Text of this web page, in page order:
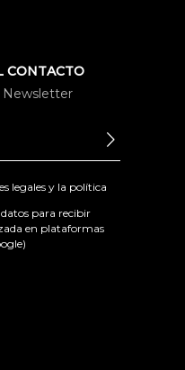
CONTACTO
Newsletter
legalesy la política
para recibir
en plataformas